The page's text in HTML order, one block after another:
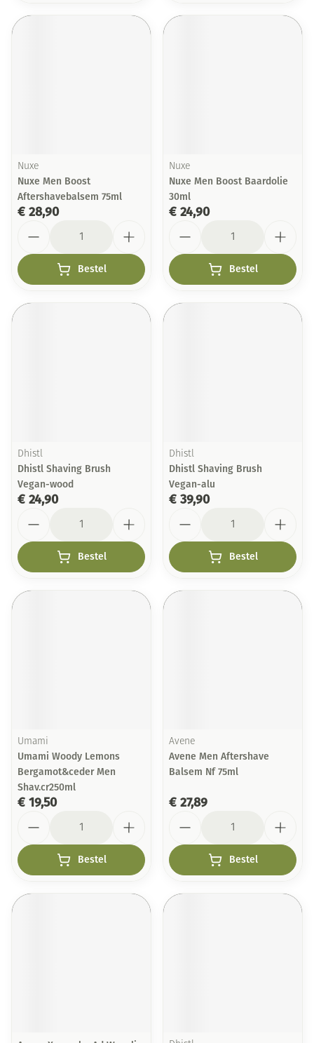
Nuxe
Nuxe Men Boost
Aftershavebalsem 75ml
€ 28,90
Bestel
Nuxe
Nuxe Men Boost Baardolie
30ml
€ 24,90
Bestel
Dhistl
Dhistl Shaving Brush
Vegan-wood
€ 24,90
Bestel
Dhistl
Dhistl Shaving Brush
Vegan-alu
€ 39,90
Bestel
Umami
Umami Woody Lemons
Bergamot&ceder Men
Shav.cr250ml
€ 19,50
Bestel
Avene
Avene Men Aftershave
Balsem Nf 75ml
€ 27,89
Bestel